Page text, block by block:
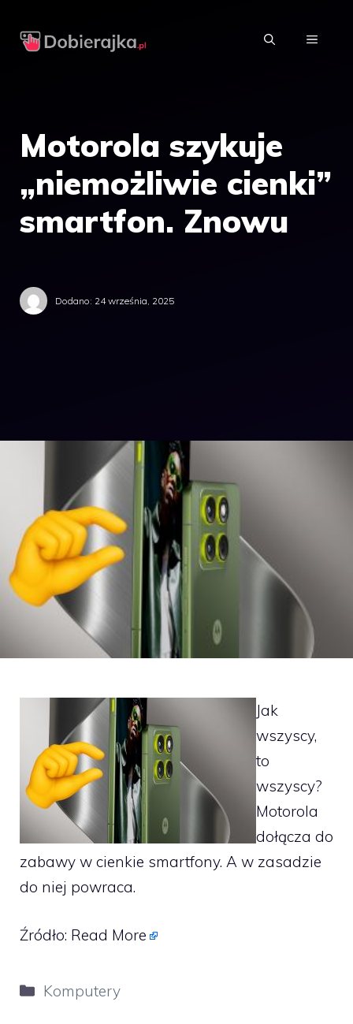
MENU
Motorola szykuje
„niemożliwie cienki”
smartfon. Znowu
Dodano: 24 września, 2025
Jak
wszyscy,
to
wszyscy?
Motorola
dołącza do
zabawy w cienkie smartfony. A w zasadzie
do niej powraca.
Źródło: Read More
Kategorie
Komputery